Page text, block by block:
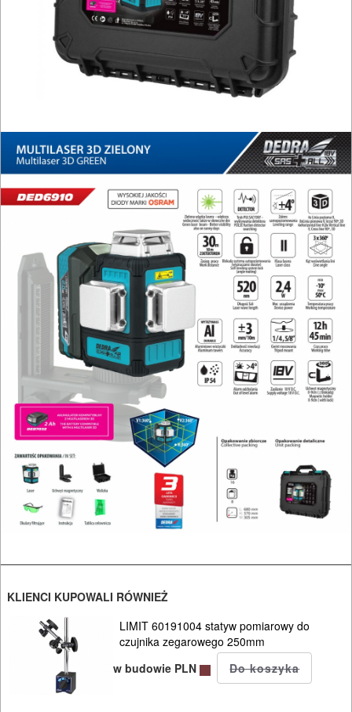
KLIENCI KUPOWALI RÓWNIEŻ
LIMIT 60191004 statyw pomiarowy do
czujnika zegarowego 250mm
w budowie PLN